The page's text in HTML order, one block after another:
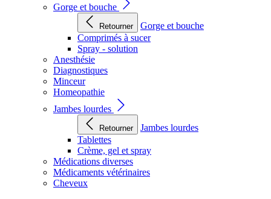
Gorge et bouche
Retourner
Gorge et bouche
Comprimés à sucer
Spray - solution
Anesthésie
Diagnostiques
Minceur
Homeopathie
Jambes lourdes
Retourner
Jambes lourdes
Tablettes
Crème, gel et spray
Médications diverses
Médicaments vétérinaires
Cheveux